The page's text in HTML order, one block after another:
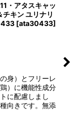
・アタスキャッ
チキン ユリナリ
[ata30433]
身）とフリーレ
）に機能性成分
に配慮しまし
向きです。無添